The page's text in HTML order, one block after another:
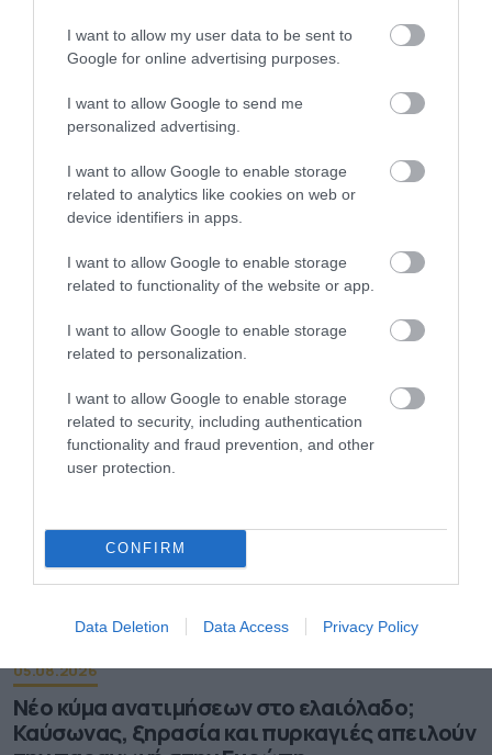
I want to allow my user data to be sent to
Google for online advertising purposes.
I want to allow Google to send me
personalized advertising.
I want to allow Google to enable storage
related to analytics like cookies on web or
device identifiers in apps.
I want to allow Google to enable storage
related to functionality of the website or app.
I want to allow Google to enable storage
related to personalization.
I want to allow Google to enable storage
related to security, including authentication
functionality and fraud prevention, and other
user protection.
CONFIRM
Data Deletion Data Access Privacy Policy
05.08.2026
Coca-Cola HBC: Aύξηση 7,5% του όγκου
πωλήσεων το α’ εξάμηνο
05.08.2026
Νέο κύμα ανατιμήσεων στο ελαιόλαδο;
Καύσωνας, ξηρασία και πυρκαγιές απειλούν